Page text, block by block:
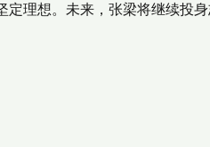
理想。未来，张梁将继续投